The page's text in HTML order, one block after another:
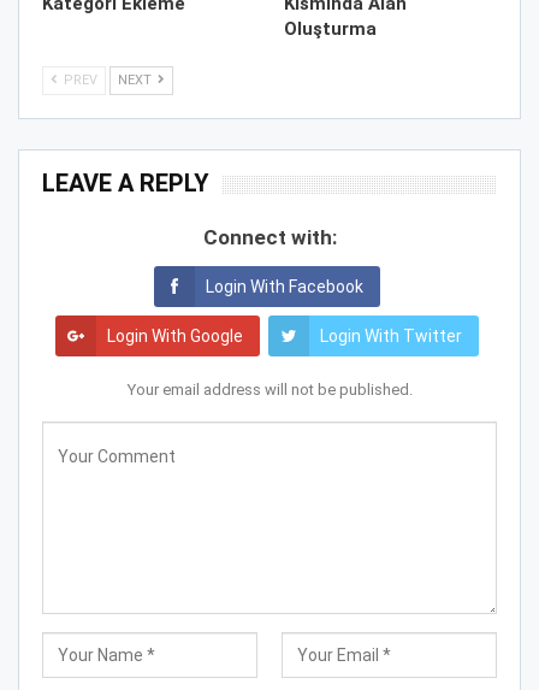
Oluşturma
PREV NEXT
LEAVE A REPLY
Connect with:
Login With Facebook
Login With Google Login With Twitter
Your email address will not be published.